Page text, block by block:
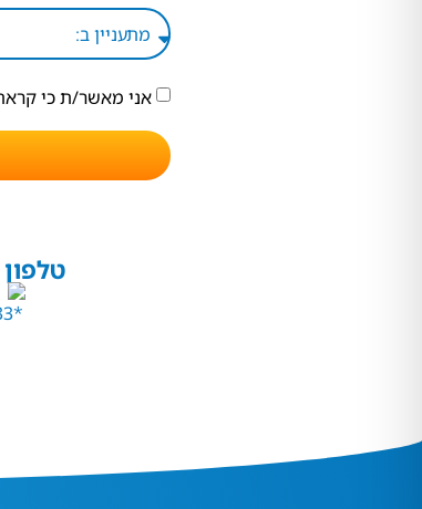
אני מאשר/ת כי
טלפון